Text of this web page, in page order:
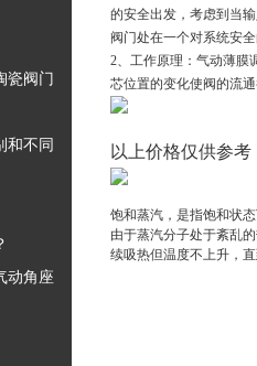
瓷阀门
和不同
动角座
的安全出发，考虑到当
阀门处在一个对系统安
2、工作原理：气动薄
芯位置的变化使阀的流
以上价格仅供参考
饱和蒸汽，是指饱和状
由于蒸汽分子处于紊乱
续吸热但温度不上升，